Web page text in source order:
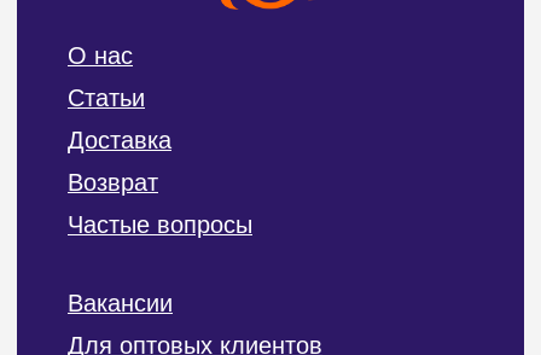
Политика конфиденциальности и обработки
персональных данных